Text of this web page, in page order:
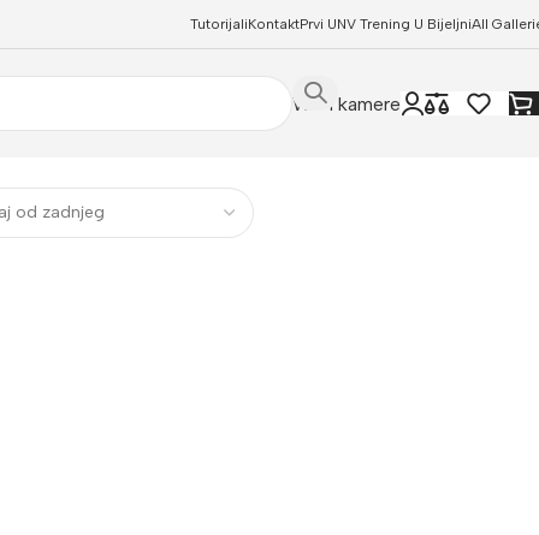
TutorijaliKontaktPrvi UNV Trening U BijeljniAll
WIFI kamere